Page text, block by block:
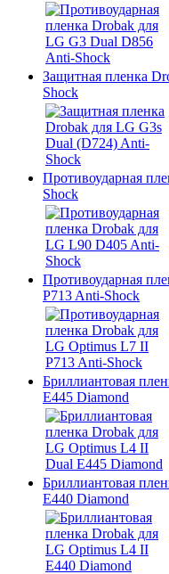
Защитная пленка
Shock
Противоударная
Shock
Противоударная
P713 Anti-Shock
Бриллиантовая
E445 Diamond
Бриллиантовая
E440 Diamond